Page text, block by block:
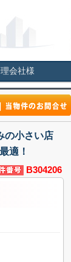
はス
ルトン・ロ
会社様
の小さい店
適！
B304206